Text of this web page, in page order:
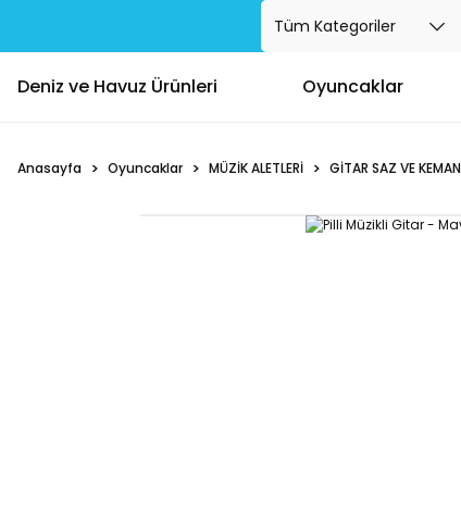
Deniz ve Havuz Ürünleri Oyuncaklar
Anasayfa Oyuncaklar MÜZİK ALETLERİ GİTAR SAZ VE KEMAN